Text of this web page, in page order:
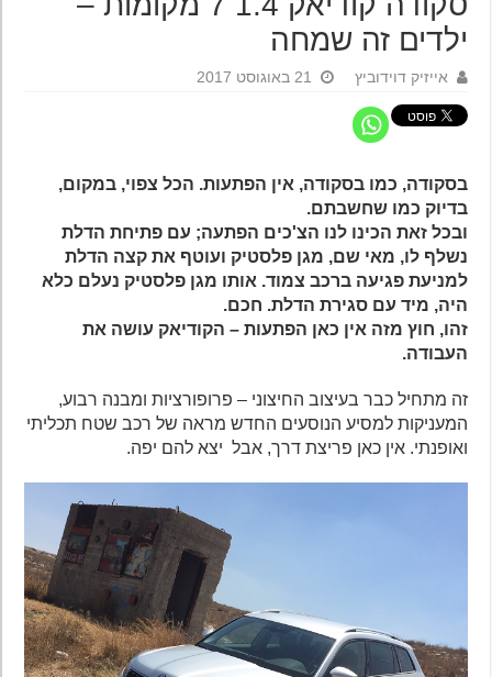
ילדים זה שמחה
אייזיק דוידוביץ 21 באוגוסט 2017
בסקודה, כמו בסקודה, אין הפתעות. הכל צפוי, במקום,
בדיוק כמו שחשבתם.
ובכל זאת הכינו לנו הצ'כים הפתעה; עם פתיחת הדלת
נשלף לו, מאי שם, מגן פלסטיק ועוטף את קצה הדלת
למניעת פגיעה ברכב צמוד. אותו מגן פלסטיק נעלם כלא
היה, מיד עם סגירת הדלת. חכם.
זהו, חוץ מזה אין כאן הפתעות – הקודיאק עושה את
העבודה.
זה מתחיל כבר בעיצוב החיצוני – פרופורציות ומבנה רבוע,
המעניקות למסיע הנוסעים החדש מראה של רכב שטח תכליתי
ואופנתי. אין כאן פריצת דרך, אבל יצא להם יפה.